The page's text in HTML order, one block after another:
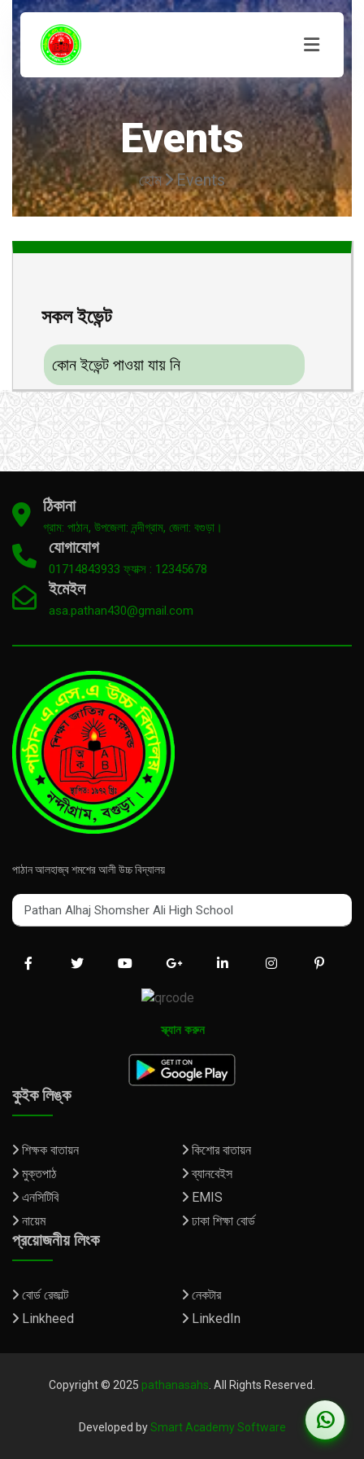
Events
হোম Events
সকল ইভেন্ট
কোন ইভেন্ট পাওয়া যায় নি
ঠিকানা
গ্রাম: পাঠান, উপজেলা: নন্দীগ্রাম, জেলা: বগুড়া।
যোগাযোগ
01714843933 ফ্যাক্স : 12345678
ইমেইল
asa.pathan430@gmail.com
পাঠান আলহাজ্ব শমশের আলী উচ্চ বিদ্যালয়
Pathan Alhaj Shomsher Ali High School
Pathan Alhaj Shomsher Ali High School
স্ক্যান করুন
কুইক লিঙ্ক
শিক্ষক বাতায়ন
কিশোর বাতায়ন
মুক্তপাঠ
ব্যানবেইস
এনসিটিবি
EMIS
নায়েম
ঢাকা শিক্ষা বোর্ড
প্রয়োজনীয় লিংক
বোর্ড রেজাল্ট
নেকটার
Linkheed
LinkedIn
Copyright © 2025 pathanasahs . All Rights Reserved.
Developed bySmart Academy Software